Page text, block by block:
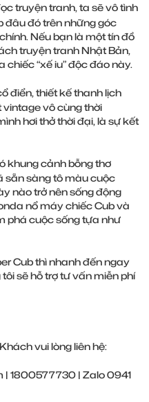
truyện tranh, ta sẽ vô tình
đâu đó trên những góc
Nếu bạn là một tín đồ
truyện tranh Nhật Bản,
“xế iu” độc đáo này.
điển, thiết kế thanh lịch
vô cùng thời
hơi thở thời đại, là sự kết
khung cảnh bỗng thơ
sẵn sàng tô màu cuộc
nào trở nên sống động
nổ máy chiếc Cub và
phá cuộc sống tựa như
Cub thì nhanh đến ngay
sẽ hỗ trợ tư vấn miễn phí
vui lòng liên hệ:
| 1800577730 | Zalo 0941